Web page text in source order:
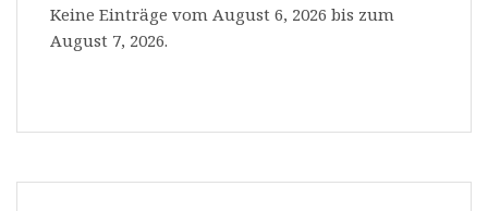
Keine Einträge vom August 6, 2026 bis zum
August 7, 2026.